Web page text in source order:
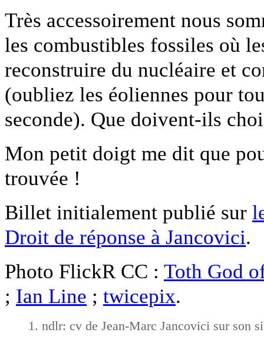
Très accessoirement nous
les combustibles fossiles où
reconstruire du nucléaire et
(oubliez les éoliennes pour
seconde). Que doivent-ils
Mon petit doigt me dit que
trouvée !
Billet initialement publié sur
Droit de réponse à Jancovici.
Photo FlickR CC : Toth God
; Ian Line ; twicepix.
ndlr: cv de Jean-Marc Jancovici sur son